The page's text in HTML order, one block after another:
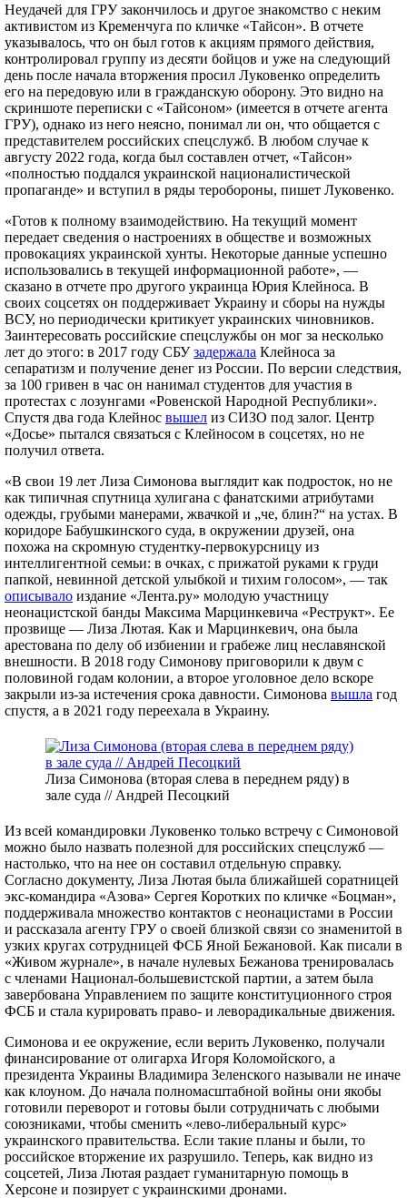
Неудачей для ГРУ закончилось и другое знакомство с неким
активистом из Кременчуга по кличке «Тайсон». В отчете
указывалось, что он был готов к акциям прямого действия,
контролировал группу из десяти бойцов и уже на следующий
день после начала вторжения просил Луковенко определить
его на передовую или в гражданскую оборону. Это видно на
скриншоте переписки с «Тайсоном» (имеется в отчете агента
ГРУ), однако из него неясно, понимал ли он, что общается с
представителем российских спецслужб. В любом случае к
августу 2022 года, когда был составлен отчет, «Тайсон»
«полностью поддался украинской националистической
пропаганде» и вступил в ряды теробороны, пишет Луковенко.
«Готов к полному взаимодействию. На текущий момент
передает сведения о настроениях в обществе и возможных
провокациях украинской хунты. Некоторые данные успешно
использовались в текущей информационной работе», —
сказано в отчете про другого украинца Юрия Клейноса. В
своих соцсетях он поддерживает Украину и сборы на нужды
ВСУ, но периодически критикует украинских чиновников.
Заинтересовать российские спецслужбы он мог за несколько
лет до этого: в 2017 году СБУзадержала Клейноса за
сепаратизм и получение денег из России. По версии следствия,
за 100 гривен в час он нанимал студентов для участия в
протестах с лозунгами «Ровенской Народной Республики».
Спустя два года Клейнос вышел из СИЗО под залог. Центр
«Досье» пытался связаться с Клейносом в соцсетях, но не
получил ответа.
«В свои 19 лет Лиза Симонова выглядит как подросток, но не
как типичная спутница хулигана с фанатскими атрибутами
одежды, грубыми манерами, жвачкой и „че, блин?“ на устах. В
коридоре Бабушкинского суда, в окружении друзей, она
похожа на скромную студентку-первокурсницу из
интеллигентной семьи: в очках, с прижатой руками к груди
папкой, невинной детской улыбкой и тихим голосом», — так
описывало издание «Лента.ру» молодую участницу
неонацистской банды Максима Марцинкевича «Реструкт». Ее
прозвище — Лиза Лютая. Как и Марцинкевич, она была
арестована по делу об избиении и грабеже лиц неславянской
внешности. В 2018 году Симонову приговорили к двум с
половиной годам колонии, а второе уголовное дело вскоре
закрыли из-за истечения срока давности. Симонова вышла год
спустя, а в 2021 году переехала в Украину.
Лиза Симонова (вторая слева в переднем ряду) в
зале суда // Андрей Песоцкий
Из всей командировки Луковенко только встречу с Симоновой
можно было назвать полезной для российских спецслужб —
настолько, что на нее он составил отдельную справку.
Согласно документу, Лиза Лютая была ближайшей соратницей
экс-командира «Азова» Сергея Коротких по кличке «Боцман»,
поддерживала множество контактов с неонацистами в России
и рассказала агенту ГРУ о своей близкой связи со знаменитой в
узких кругах сотрудницей ФСБ Яной Бежановой. Как писали в
«Живом журнале», в начале нулевых Бежанова тренировалась
с членами Национал-большевистской партии, а затем была
завербована Управлением по защите конституционного строя
ФСБ и стала курировать право- и леворадикальные движения.
Симонова и ее окружение, если верить Луковенко, получали
финансирование от олигарха Игоря Коломойского, а
президента Украины Владимира Зеленского называли не иначе
как клоуном. До начала полномасштабной войны они якобы
готовили переворот и готовы были сотрудничать с любыми
союзниками, чтобы сменить «лево-либеральный курс»
украинского правительства. Если такие планы и были, то
российское вторжение их разрушило. Теперь, как видно из
соцсетей, Лиза Лютая раздает гуманитарную помощь в
Херсоне и позирует с украинскими дронами.